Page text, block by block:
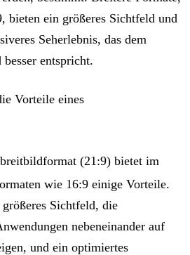
bieten ein größeres Sichtfeld und
Seherlebnis, das dem
entspricht.
Vorteile eines
(21:9) bietet im
wie 16:9 einige Vorteile.
Sichtfeld, die
nebeneinander auf
und ein optimiertes